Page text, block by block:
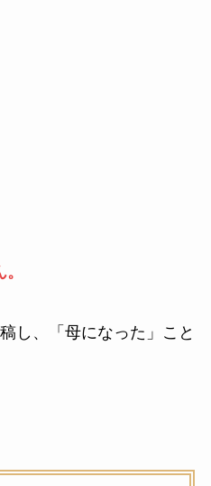
し、「母になった」こと